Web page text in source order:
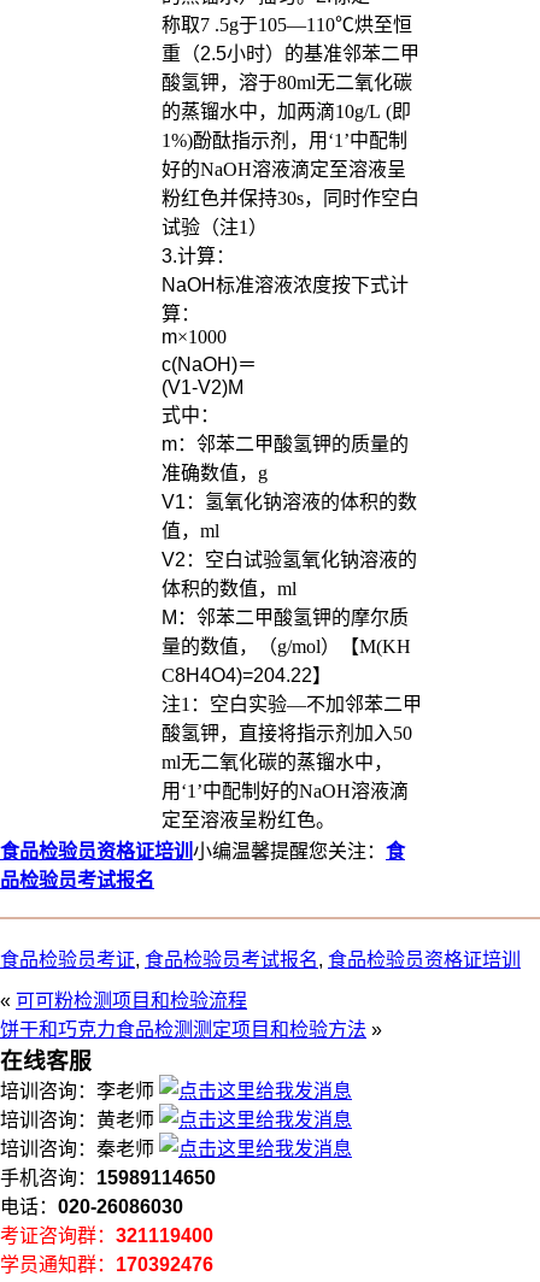
称取7 .5g于105—110℃烘至恒
重（2.5小时）的基准邻苯二甲
酸氢钾，溶于80ml无二氧化碳
的蒸镏水中，加两滴10g/L (即
1%)酚酞指示剂，用‘1 ’中配制
好的NaOH溶液滴定至溶液呈
粉红色并保持30s，同时作空白
试验（注1 ）
3.计算：
NaOH标准溶液浓度按下式计
算：
m×1000
c(NaOH)＝
(V1-V2)M
式中：
m：邻苯二甲酸氢钾的质量的
准确数值， g
V1：氢氧化钠溶液的体积的数
值， ml
V2：空白试验氢氧化钠溶液的
体积的数值， ml
M ：邻苯二甲酸氢钾的摩尔质
量的数值，（g/mol）【M(KH
C8H4O4)=204.22】
注1 ：空白实验—不加邻苯二甲
酸氢钾，直接将指示剂加入50
ml无二氧化碳的蒸镏水中，
用‘1 ’中配制好的NaOH溶液滴
定至溶液呈粉红色。
食品检验员资格证培训 小编温馨提醒您关注： 食
品检验员考试报名
食品检验员考证, 食品检验员考试报名, 食品检验员资格证培训
« 可可粉检测项目和检验流程
饼干和巧克力食品检测测定项目和检验方法 »
在线客服
培训咨询：李老师
培训咨询：黄老师
培训咨询：秦老师
手机咨询： 15989114650
电话： 020-26086030
考证咨询群： 321119400
学员通知群： 170392476